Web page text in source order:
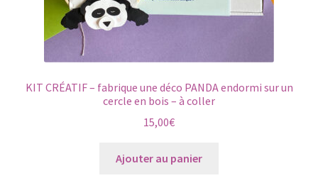
KIT CRÉATIF – fabrique une déco PANDA endormi sur un
cercle en bois – à coller
15,00€
Ajouter au panier